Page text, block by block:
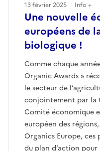
Une nouvelle
européens de
biologique !
Comme chaque
Organic Awards »
le secteur de
conjointement par la
Comité économique
européen des
Organics Europe, ces
du plan d’action
13 février 2025 Info +